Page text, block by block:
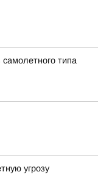
типа
угрозу